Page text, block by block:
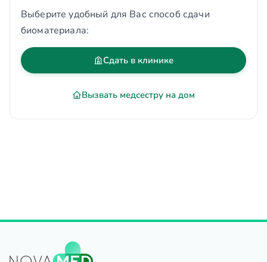
Выберите удобный для Вас способ сдачи
биоматериала:
Сдать в клинике
Вызвать медсестру на дом